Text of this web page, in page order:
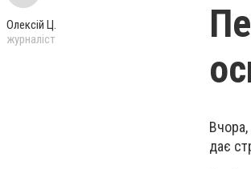
Олексій Ц.
журналіст
дає